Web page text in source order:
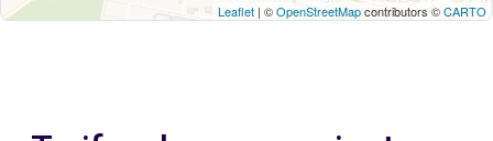
Leaflet | ©OpenStreetMapcontributors ©CARTO